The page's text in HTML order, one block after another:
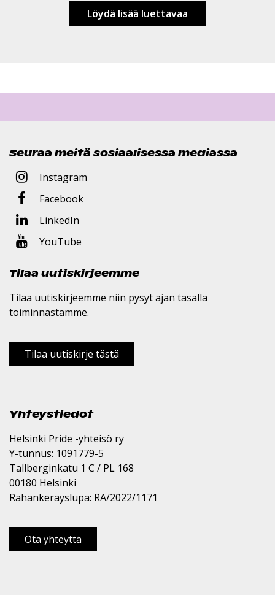
Löydä lisää luettavaa
Seuraa meitä sosiaalisessa mediassa
Instagram
Facebook
LinkedIn
YouTube
Tilaa uutiskirjeemme
Tilaa uutiskirjeemme niin pysyt ajan tasalla
toiminnastamme.
Tilaa uutiskirje tästä
Yhteystiedot
Helsinki Pride -yhteisö ry
Y-tunnus: 1091779-5
Tallberginkatu 1 C / PL 168
00180 Helsinki
Rahankeräyslupa: RA/2022/1171
Ota yhteyttä